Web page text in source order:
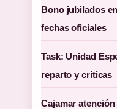
Bono jubilados
fechas oficiales
Task: Unidad
reparto y críticas
Cajamar